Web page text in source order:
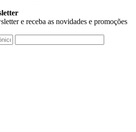
e receba as novidades e promoções